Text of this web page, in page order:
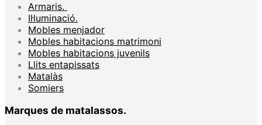
Armaris.
Il·luminació.
Mobles menjador
Mobles habitacions matrimoni
Mobles habitacions juvenils
Llits entapissats
Matalàs
Somiers
Marques de matalassos.